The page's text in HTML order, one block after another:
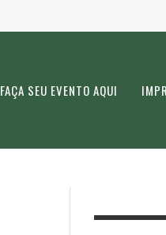
FAÇA SEU EVENTO AQUI